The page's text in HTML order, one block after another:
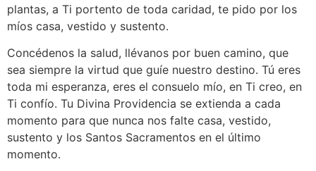
plantas, a Ti portento de toda caridad, te pido por los
míos casa, vestido y sustento.
Concédenos la salud, llévanos por buen camino, que
sea siempre la virtud que guíe nuestro destino. Tú eres
toda mi esperanza, eres el consuelo mío, en Ti creo, en
Ti confío. Tu Divina Providencia se extienda a cada
momento para que nunca nos falte casa, vestido,
sustento y los Santos Sacramentos en el último
momento.